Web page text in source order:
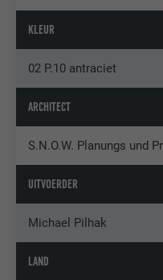
KLEUR
02 P.10 antraciet
ARCHITECT
S.N.O.W. Planungs und
UITVOERDER
Michael Pilhak
LAND